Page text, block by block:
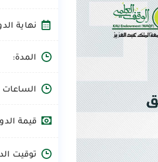
نهاية
المدة:
الساعات
قيمة
توقيت